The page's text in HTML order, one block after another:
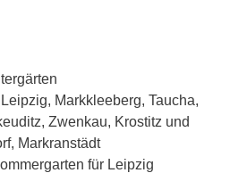
Markkleeberg, Taucha,
Zwenkau, Krostitz und
Markranstädt
für Leipzig